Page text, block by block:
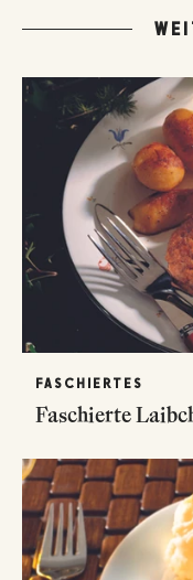
FASCHIERTES
Faschierte